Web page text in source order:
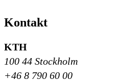
Kontakt
KTH
100 44 Stockholm
+46 8 790 60 00